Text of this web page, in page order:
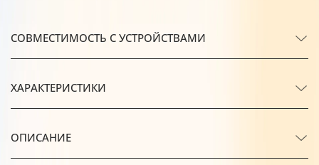
СОВМЕСТИМОСТЬ С УСТРОЙСТВАМИ
ХАРАКТЕРИСТИКИ
ОПИСАНИЕ